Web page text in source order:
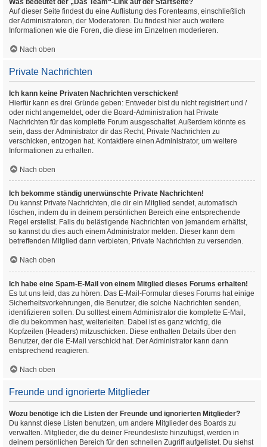
Was bedeutet der „Das Team“-Link auf der Startseite?
Auf dieser Seite findest du eine Auflistung des Forenteams, einschließlich
der Administratoren, der Moderatoren. Du findest hier auch weitere
Informationen wie die Foren, die diese im Einzelnen moderieren.
Nach oben
Private Nachrichten
Ich kann keine Privaten Nachrichten verschicken!
Hierfür kann es drei Gründe geben: Entweder bist du nicht registriert und /
oder nicht angemeldet, oder die Board-Administration hat Private
Nachrichten für das komplette Forum ausgeschaltet. Außerdem könnte es
sein, dass der Administrator dir das Recht, Private Nachrichten zu
verschicken, entzogen hat. Kontaktiere einen Administrator, um weitere
Informationen zu erhalten.
Nach oben
Ich bekomme ständig unerwünschte Private Nachrichten!
Du kannst Private Nachrichten, die dir ein Mitglied sendet, automatisch
löschen, indem du in deinem persönlichen Bereich eine entsprechende
Regel erstellst. Falls du belästigende Nachrichten von jemandem erhältst,
so kannst du dies auch einem Administrator melden. Dieser kann dem
betreffenden Mitglied dann verbieten, Private Nachrichten zu versenden.
Nach oben
Ich habe eine Spam-E-Mail von einem Mitglied dieses Forums erhalten!
Es tut uns leid, das zu hören. Das E-Mail-Formular dieses Forums hat einige
Sicherheitsvorkehrungen, die Benutzer, die solche Nachrichten senden,
identifizieren sollen. Du solltest einem Administrator die komplette E-Mail,
die du bekommen hast, weiterleiten. Dabei ist es ganz wichtig, die
Kopfzeilen (Headers) mitzuschicken. Diese enthalten Details über den
Benutzer, der die E-Mail verschickt hat. Der Administrator kann dann
entsprechend reagieren.
Nach oben
Freunde und ignorierte Mitglieder
Wozu benötige ich die Listen der Freunde und ignorierten Mitglieder?
Du kannst diese Listen benutzen, um andere Mitglieder des Boards zu
verwalten. Mitglieder, die du deiner Freundesliste hinzufügst, werden in
deinem persönlichen Bereich für den schnellen Zugriff aufgelistet. Du siehst